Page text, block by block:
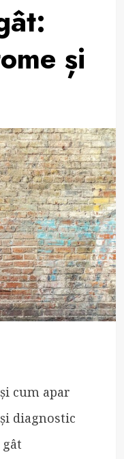
și
cum apar
diagnostic